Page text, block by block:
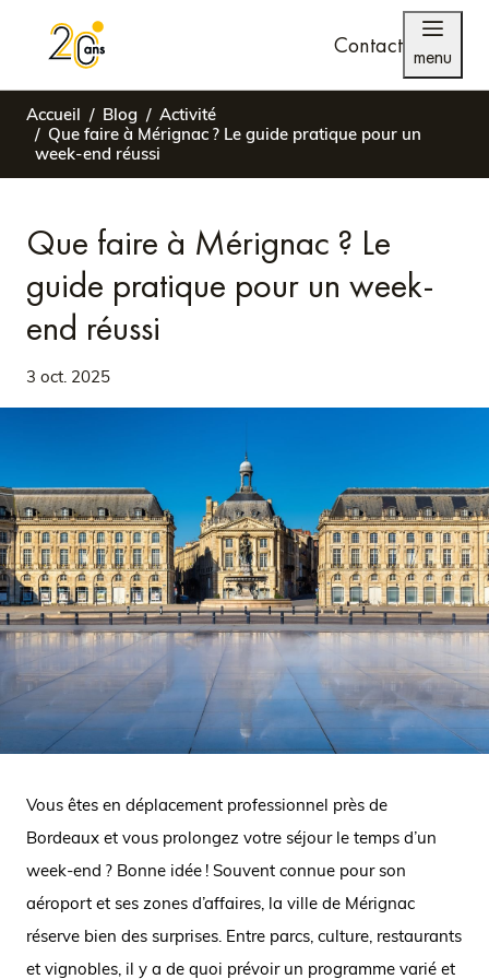
Contact menu
Accueil Blog
Activité
Que faire à Mérignac ? Le guide pratique pour un
week-end réussi
Que faire à Mérignac ? Le
guide pratique pour un week-
end réussi
3 oct. 2025
Vous êtes en déplacement professionnel près de
Bordeaux et vous prolongez votre séjour le temps d’un
week-end ? Bonne idée ! Souvent connue pour son
aéroport et ses zones d’affaires, la ville de Mérignac
réserve bien des surprises. Entre parcs, culture, restaurants
et vignobles, il y a de quoi prévoir un programme varié et